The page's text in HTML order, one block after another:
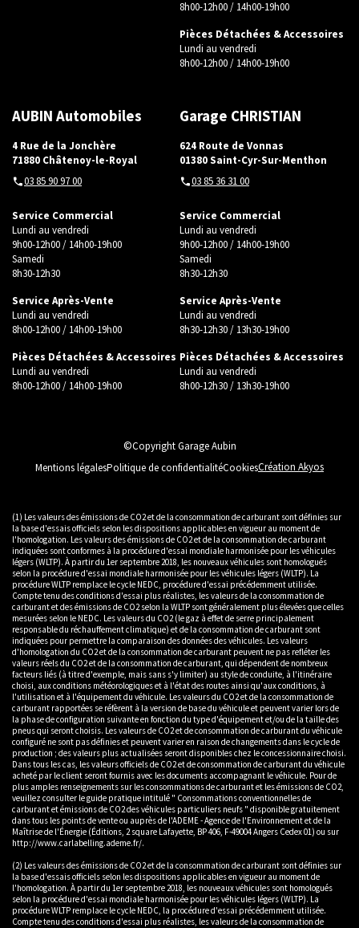
8h00-12h00 / 14h00-19h00
Pièces Détachées & Accessoires
Lundi au vendredi
8h00-12h00 / 14h00-19h00
AUBIN Automobiles
4 Rue de la Jonchère
71880 Châtenoy-le-Royal
03 85 90 97 00
Service Commercial
Lundi au vendredi
9h00-12h00 / 14h00-19h00
Samedi
8h30-12h30
Service Après-Vente
Lundi au vendredi
8h00-12h00 / 14h00-19h00
Pièces Détachées & Accessoires
Lundi au vendredi
8h00-12h00 / 14h00-19h00
Garage CHRISTIAN
624 Route de Vonnas
01380 Saint-Cyr-Sur-Menthon
03 85 36 31 00
Service Commercial
Lundi au vendredi
9h00-12h00 / 14h00-19h00
Samedi
8h30-12h30
Service Après-Vente
Lundi au vendredi
8h30-12h30 / 13h30-19h00
Pièces Détachées & Accessoires
Lundi au vendredi
8h00-12h30 / 13h30-19h00
©Copyright Garage Aubin
Mentions légalesPolitique de confidentialitéCookiesCréation Akyos
(1) Les valeurs des émissions de CO2 et de la consommation de carburant sont définies sur
la base d'essais officiels selon les dispositions applicables en vigueur au moment de
l'homologation. Les valeurs des émissions de CO2 et de la consommation de carburant
indiquées sont conformes à la procédure d'essai mondiale harmonisée pour les véhicules
légers (WLTP). À partir du 1er septembre 2018, les nouveaux véhicules sont homologués
selon la procédure d'essai mondiale harmonisée pour les véhicules légers (WLTP). La
procédure WLTP remplace le cycle NEDC, procédure d'essai précédemment utilisée.
Compte tenu des conditions d'essai plus réalistes, les valeurs de la consommation de
carburant et des émissions de CO2 selon la WLTP sont généralement plus élevées que celles
mesurées selon le NEDC. Les valeurs du CO2 (le gaz à effet de serre principalement
responsable du réchauffement climatique) et de la consommation de carburant sont
indiquées pour permettre la comparaison des données des véhicules. Les valeurs
d'homologation du CO2 et de la consommation de carburant peuvent ne pas refléter les
valeurs réels du CO2 et de la consommation de carburant, qui dépendent de nombreux
facteurs liés (à titre d'exemple, mais sans s'y limiter) au style de conduite, à l'itinéraire
choisi, aux conditions météorologiques et à l'état des routes ainsi qu'aux conditions, à
l'utilisation et à l'équipement du véhicule. Les valeurs du CO2 et de la consommation de
carburant rapportées se réfèrent à la version de base du véhicule et peuvent varier lors de
la phase de configuration suivante en fonction du type d'équipement et/ou de la taille des
pneus qui seront choisis. Les valeurs de CO2 et de consommation de carburant du véhicule
configuré ne sont pas définies et peuvent varier en raison de changements dans le cycle de
production ; des valeurs plus actualisées seront disponibles chez le concessionnaire choisi.
Dans tous les cas, les valeurs officiels de CO2 et de consommation de carburant du véhicule
acheté par le client seront fournis avec les documents accompagnant le véhicule. Pour de
plus amples renseignements sur les consommations de carburant et les émissions de CO2,
veuillez consulter le guide pratique intitulé " Consommations conventionnelles de
carburant et émissions de CO2 des véhicules particuliers neufs " disponible gratuitement
dans tous les points de vente ou auprès de l'ADEME - Agence de l'Environnement et de la
Maîtrise de l'Énergie (Éditions, 2 square Lafayette, BP 406, F-49004 Angers Cedex 01) ou sur
http://www.carlabelling.ademe.fr/.
(2) Les valeurs des émissions de CO2 et de la consommation de carburant sont définies sur
la base d'essais officiels selon les dispositions applicables en vigueur au moment de
l'homologation. À partir du 1er septembre 2018, les nouveaux véhicules sont homologués
selon la procédure d'essai mondiale harmonisée pour les véhicules légers (WLTP). La
procédure WLTP remplace le cycle NEDC, la procédure d'essai précédemment utilisée.
Compte tenu des conditions d'essai plus réalistes, les valeurs de la consommation de